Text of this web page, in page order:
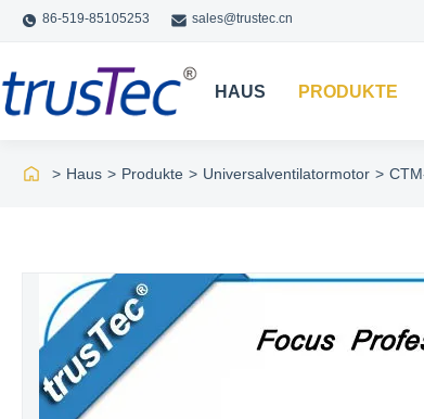
86-519-85105253 sales@trustec.cn
HAUS PRODUKTE
> Haus > Produkte > Universalventilatormotor >